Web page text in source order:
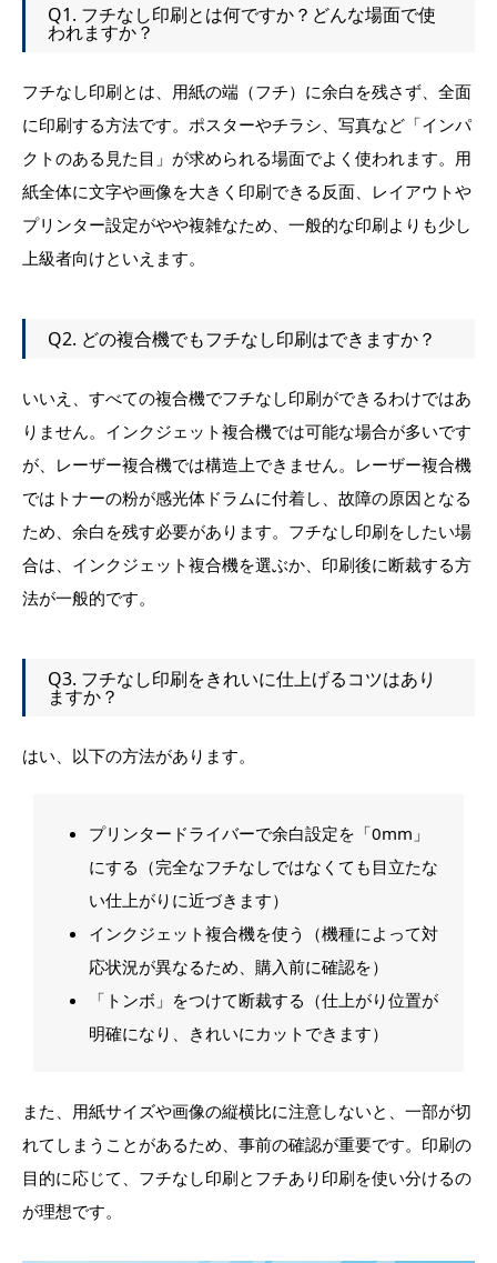
Q1. フチなし印刷とは何ですか？どんな場面で使
われますか？
フチなし印刷とは、用紙の端（フチ）に余白を残さず、全面
に印刷する方法です。ポスターやチラシ、写真など「インパ
クトのある見た目」が求められる場面でよく使われます。用
紙全体に文字や画像を大きく印刷できる反面、レイアウトや
プリンター設定がやや複雑なため、一般的な印刷よりも少し
上級者向けといえます。
Q2. どの複合機でもフチなし印刷はできますか？
いいえ、すべての複合機でフチなし印刷ができるわけではあ
りません。インクジェット複合機では可能な場合が多いです
が、レーザー複合機では構造上できません。レーザー複合機
ではトナーの粉が感光体ドラムに付着し、故障の原因となる
ため、余白を残す必要があります。フチなし印刷をしたい場
合は、インクジェット複合機を選ぶか、印刷後に断裁する方
法が一般的です。
Q3. フチなし印刷をきれいに仕上げるコツはあり
ますか？
はい、以下の方法があります。
プリンタードライバーで余白設定を「0mm」
にする（完全なフチなしではなくても目立たな
い仕上がりに近づきます）
インクジェット複合機を使う（機種によって対
応状況が異なるため、購入前に確認を）
「トンボ」をつけて断裁する（仕上がり位置が
明確になり、きれいにカットできます）
また、用紙サイズや画像の縦横比に注意しないと、一部が切
れてしまうことがあるため、事前の確認が重要です。印刷の
目的に応じて、フチなし印刷とフチあり印刷を使い分けるの
が理想です。